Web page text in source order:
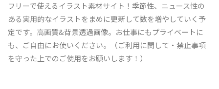
フリーで使えるイラスト素材サイト！季節性、ニュース性の
ある実用的なイラストをまめに更新して数を増やしていく予
定です。高画質&背景透過画像。お仕事にもプライベートに
も、ご自由にお使いください。（ご利用に関して・禁止事項
を守った上でのご使用をお願いします！）